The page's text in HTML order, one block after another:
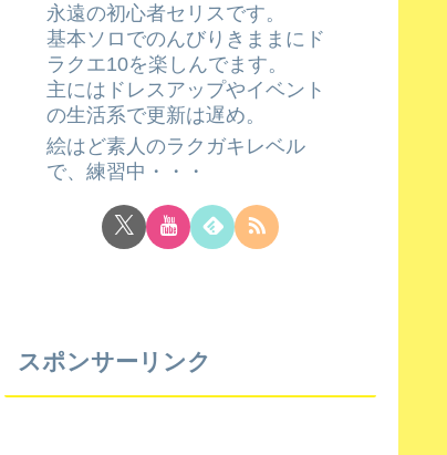
永遠の初心者セリスです。
基本ソロでのんびりきままにド
ラクエ10を楽しんでます。
主にはドレスアップやイベント
の生活系で更新は遅め。
絵はど素人のラクガキレベル
で、練習中・・・
スポンサーリンク